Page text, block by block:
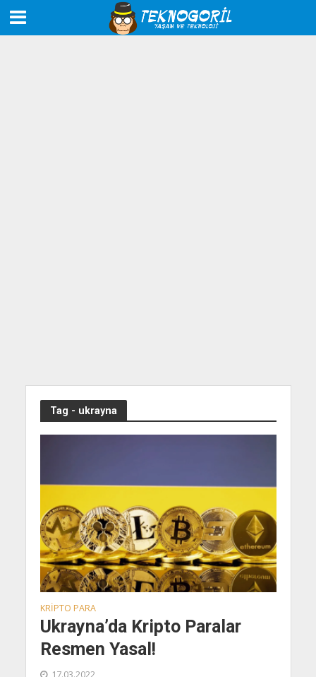
Tag - ukrayna
KRIPTO PARA
Ukrayna’da Kripto Paralar
Resmen Yasal!